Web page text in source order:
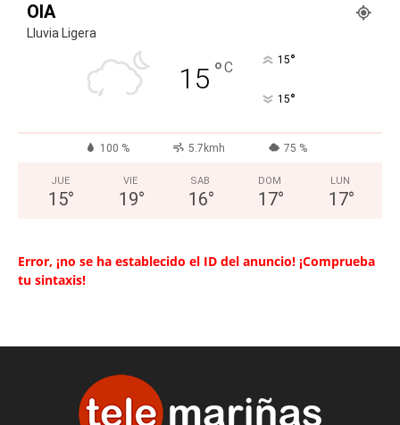
OIA
Lluvia Ligera
15 °C 15°
15°
100 % 5.7kmh 75 %
JUE
15°
VIE
19°
SAB
16°
DOM
17°
LUN
17°
Error, ¡no se ha establecido el ID del anuncio! ¡Comprueba
tu sintaxis!